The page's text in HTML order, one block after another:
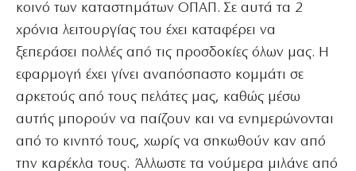
κοινό των καταστημάτων ΟΠΑΠ. Σε αυτά τα 2
χρόνια λειτουργίας του έχει καταφέρει να
ξεπεράσει πολλές από τις προσδοκίες όλων μας. Η
εφαρμογή έχει γίνει αναπόσπαστο κομμάτι σε
αρκετούς από τους πελάτες μας, καθώς μέσω
αυτής μπορούν να παίζουν και να ενημερώνονται
από το κινητό τους, χωρίς να σηκωθούν καν από
την καρέκλα τους. Άλλωστε τα νούμερα μιλάνε από